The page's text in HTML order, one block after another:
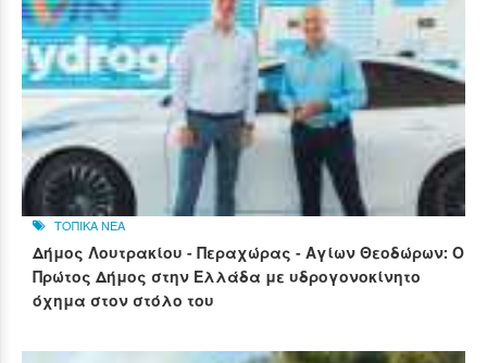
ΤΟΠΙΚΑ ΝΕΑ
Δήμος Λουτρακίου - Περαχώρας - Αγίων Θεοδώρων: Ο
Πρώτος Δήμος στην Ελλάδα με υδρογονοκίνητο
όχημα στον στόλο του